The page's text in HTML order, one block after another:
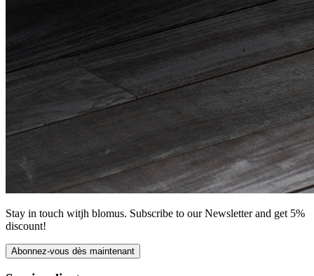
Stay in touch witjh blomus. Subscribe to our Newsletter and get 5%
discount!
Abonnez-vous dès maintenant